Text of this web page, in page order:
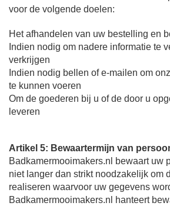
voor de volgende doelen:
Het afhandelen van uw bestelling en
Indien nodig om nadere informatie te
verkrijgen
Indien nodig bellen of e-mailen om
te kunnen voeren
Om de goederen bij u of de door u
leveren
Artikel 5: Bewaartermijn van
Badkamermooimakers.nl bewaart uw
niet langer dan strikt noodzakelijk om
realiseren waarvoor uw gegevens
Badkamermooimakers.nl hanteert